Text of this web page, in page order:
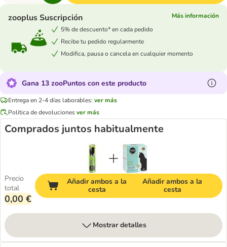
zooplus Suscripción
Más información
5% de descuento* en cada pedido
Recibe tu pedido regularmente
Modifica, pausa o cancela en cualquier momento
Gana 13 zooPuntos con este producto
Entrega en 2-4 días laborables: ver más
Política de devolucionesver más
Comprados juntos habitualmente
Precio
total
0,00 €
Añadir ambos a la
cesta
Añadir ambos a la
cesta
Mostrar detalles